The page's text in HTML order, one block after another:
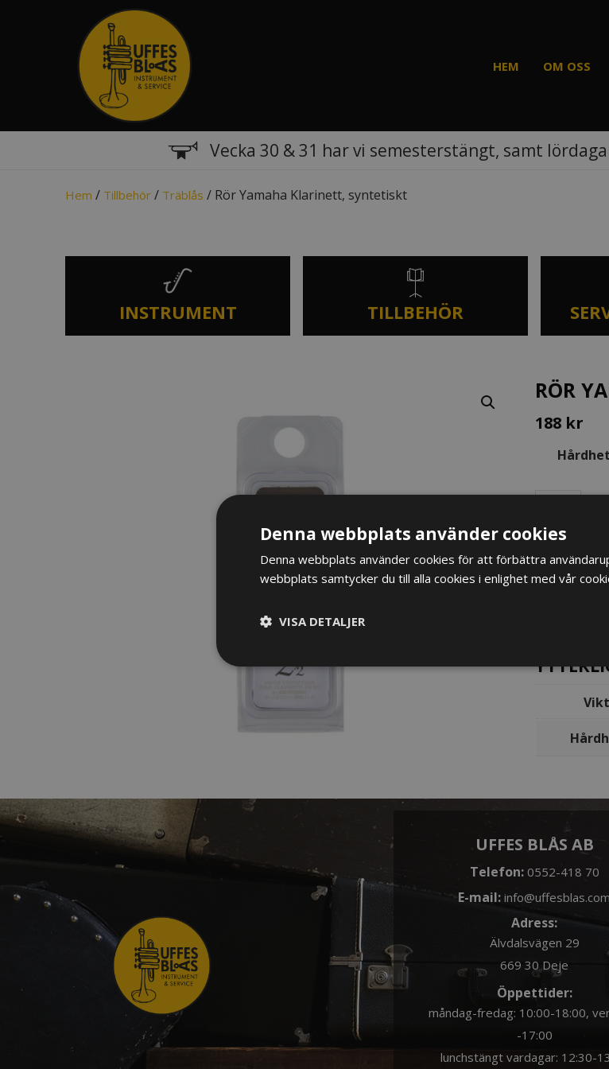
HEM OM OSS
Vecka 30 & 31 har vi semesterstängt, samt
Hem / Tillbehör / Träblås / Rör Yamaha Klarinett, syntetiskt
INSTRUMENT TILLBEHÖR
RÖR
188 kr
Hårdhet
Rör
Klarinett,
mängd
Vikt
UFFES BLÅS AB
Telefon: 0552-418 70
E-mail: info@uffesblas.com
Adress:
Älvdalsvägen 29
669 30 Deje
Öppettider:
måndag-fredag: 10:00-18:00,
-17:00
lunchstängt vardagar: 12:30-
Denna webbplats använder cookies
Denna webbplats använder cookies för att förbättra
webbplats samtycker du till alla cookies i enlighet med vår
VISA DETALJER